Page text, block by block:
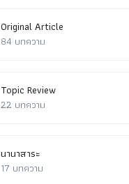
Original Article
84 บทความ
Topic Review
22 บทความ
นานาสาระ
17 บทความ